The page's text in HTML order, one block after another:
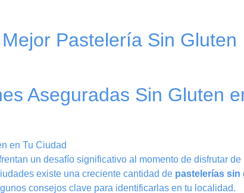
Pastelería Sin Gluten
Aseguradas Sin Gluten
un desafío significativo al momento de disfrutar de
existe una creciente cantidad de pastelerías sin
consejos clave para identificarlas en tu localidad.